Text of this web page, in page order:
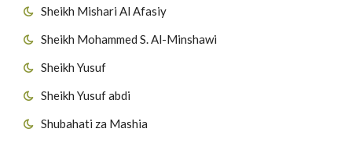
Sheikh Mishari Al Afasiy
Sheikh Mohammed S. Al-Minshawi
Sheikh Yusuf
Sheikh Yusuf abdi
Shubahati za Mashia